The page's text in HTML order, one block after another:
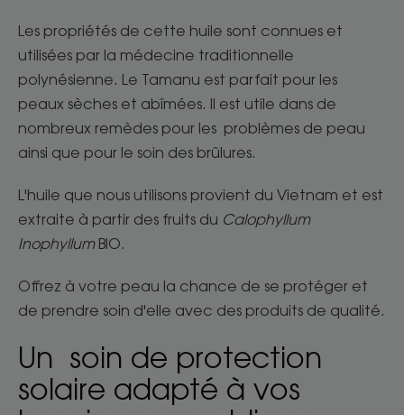
Les propriétés de cette huile sont connues et
utilisées par la médecine traditionnelle
polynésienne. Le Tamanu est parfait pour les
peaux sèches et abîmées. Il est utile dans de
nombreux remèdes pour les problèmes de peau
ainsi que pour le soin des brûlures.
L'huile que nous utilisons provient du Vietnam et est
extraite à partir des fruits du Calophyllum
InophyllumBIO.
Offrez à votre peau la chance de se protéger et
de prendre soin d'elle avec des produits de qualité.
Un soin de protection
solaire adapté à vos